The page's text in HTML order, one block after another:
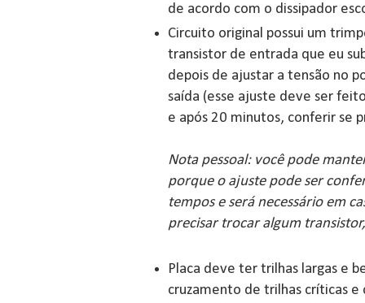
de acordo com o dissipador
Circuito original possui um
transistor de entrada que eu
depois de ajustar a tensão no
saída (esse ajuste deve ser
e após 20 minutos, conferir se
Nota pessoal: você pode
porque o ajuste pode ser
tempos e será necessário em
precisar trocar algum
Placa deve ter trilhas largas e
cruzamento de trilhas críticas e